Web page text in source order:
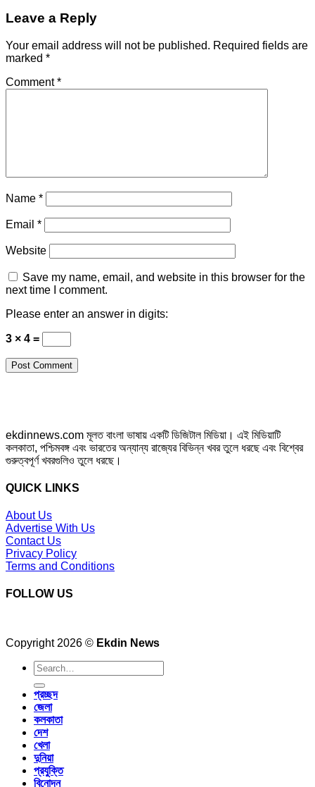
Leave a Reply
Your email address will not be published. Required fields are
marked *
Comment*
Name *
Email *
Website
Save my name, email, and website in this browser for the
next time I comment.
Please enter an answer in digits:
3 × 4 =
ekdinnews.com মূলত বাংলা ভাষায় একটি ডিজিটাল মিডিয়া। এই মিডিয়াটি
কলকাতা, পশ্চিমবঙ্গ এবং ভারতের অন্যান্য রাজ্যের বিভিন্ন খবর তুলে ধরছে এবং বিশ্বের
গুরুত্বপূর্ণ খবরগুলিও তুলে ধরছে।
QUICK LINKS
About Us
Advertise With Us
Contact Us
Privacy Policy
Terms and Conditions
FOLLOW US
Copyright 2026 © Ekdin News
প্রচ্ছদ
জেলা
কলকাতা
দেশ
খেলা
দুনিয়া
প্রযুক্তি
বিনোদন